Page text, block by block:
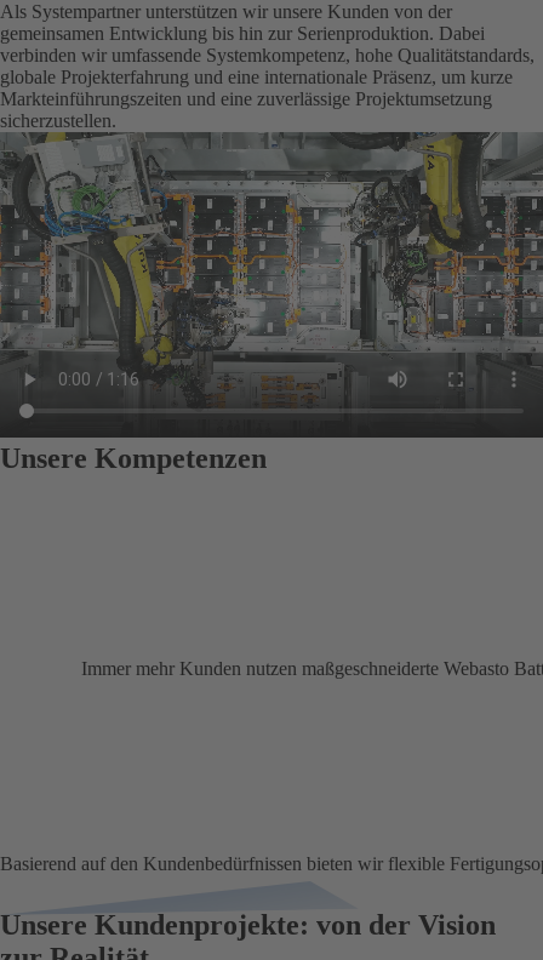
Als Systempartner unterstützen wir unsere Kunden von der
gemeinsamen Entwicklung bis hin zur Serienproduktion. Dabei
verbinden wir umfassende Systemkompetenz, hohe Qualitätstandards,
globale Projekterfahrung und eine internationale Präsenz, um kurze
Markteinführungszeiten und eine zuverlässige Projektumsetzung
sicherzustellen.
Unsere Kompetenzen
Immer mehr Kunden nutzen maßgeschneiderte Webasto
Basierend auf den Kundenbedürfnissen bieten wir flexible
Unsere Kundenprojekte: von der Vision